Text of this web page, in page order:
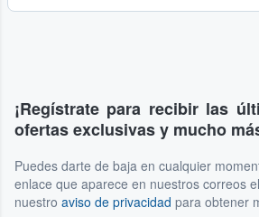
¡Regístrate para recibir las
ofertas exclusivas y mucho
Puedes darte de baja en cualquier
enlace que aparece en nuestros correos
nuestro aviso de privacidad para obtener